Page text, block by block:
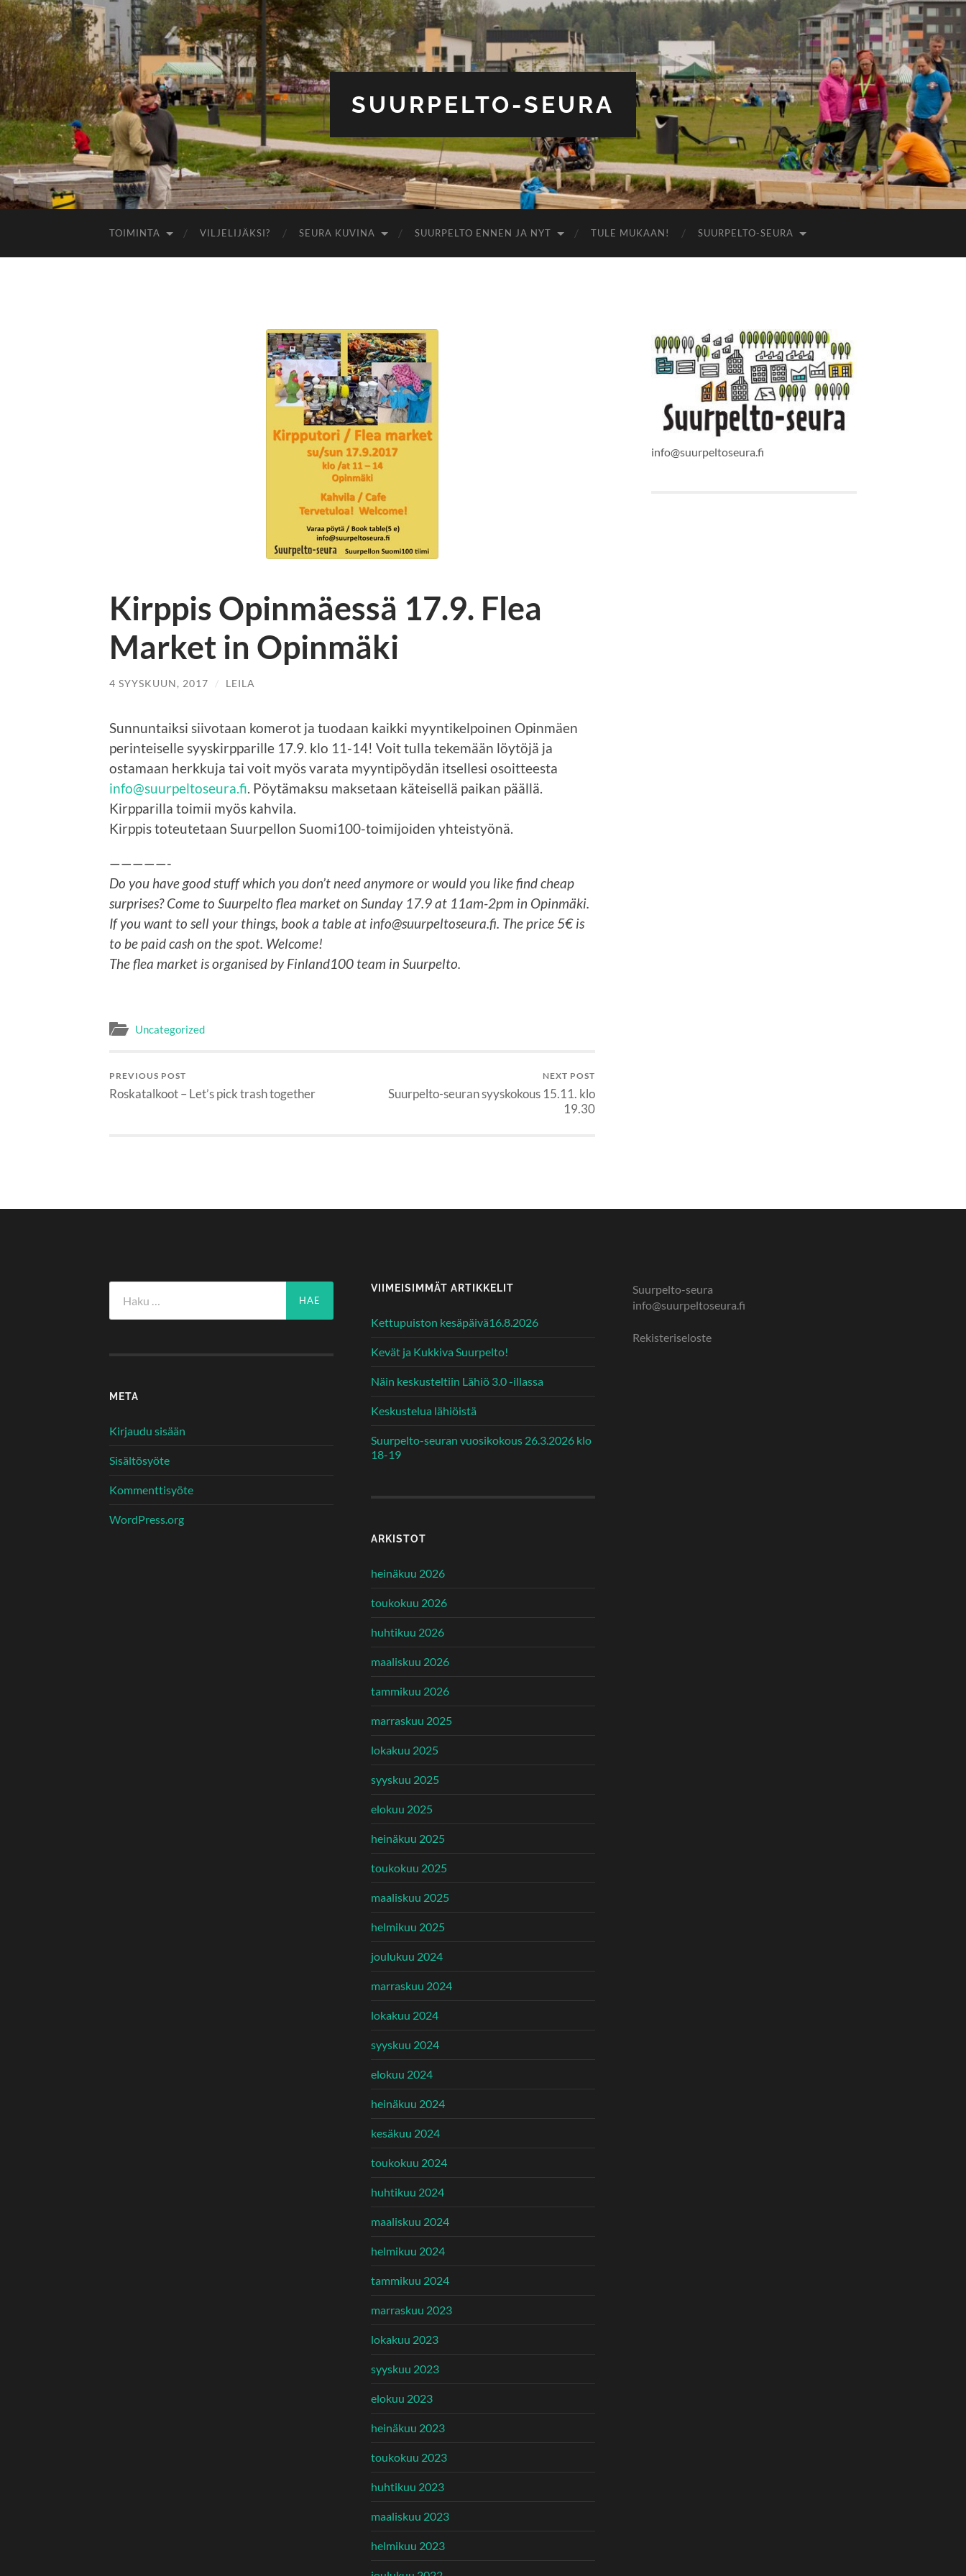
SUURPELTO-SEURA
TOIMINTA VILJELIJÄKSI? SEURA KUVINA SUURPELTO ENNEN JA NYT TULE MUKAAN! SUURPELTO-SEURA
Kirppis Opinmäessä 17.9. Flea
Market in Opinmäki
4 SYYSKUUN, 2017 / LEILA
Sunnuntaiksi siivotaan komerot ja tuodaan kaikki myyntikelpoinen Opinmäen
perinteiselle syyskirpparille 17.9. klo 11-14! Voit tulla tekemään löytöjä ja
ostamaan herkkuja tai voit myös varata myyntipöydän itsellesi osoitteesta
info@suurpeltoseura.fi. Pöytämaksu maksetaan käteisellä paikan päällä.
Kirpparilla toimii myös kahvila.
Kirppis toteutetaan Suurpellon Suomi100-toimijoiden yhteistyönä.
—————-
Do you have good stuff which you don’t need anymore or would you like find cheap
surprises? Come to Suurpelto flea market on Sunday 17.9 at 11am-2pm in Opinmäki.
If you want to sell your things, book a table at info@suurpeltoseura.fi. The price 5€ is
to be paid cash on the spot. Welcome!
The flea market is organised by Finland100 team in Suurpelto.
Uncategorized
PREVIOUS POST
Roskatalkoot – Let’s pick trash together
NEXT POST
Suurpelto-seuran syyskokous 15.11. klo
19.30
info@suurpeltoseura.fi
META
Kirjaudu sisään
Sisältösyöte
Kommenttisyöte
WordPress.org
VIIMEISIMMÄT ARTIKKELIT
Kettupuiston kesäpäivä16.8.2026
Kevät ja Kukkiva Suurpelto!
Näin keskusteltiin Lähiö 3.0 -illassa
Keskustelua lähiöistä
Suurpelto-seuran vuosikokous 26.3.2026 klo
18-19
ARKISTOT
heinäkuu 2026
toukokuu 2026
huhtikuu 2026
maaliskuu 2026
tammikuu 2026
marraskuu 2025
lokakuu 2025
syyskuu 2025
elokuu 2025
heinäkuu 2025
toukokuu 2025
maaliskuu 2025
helmikuu 2025
joulukuu 2024
marraskuu 2024
lokakuu 2024
syyskuu 2024
elokuu 2024
heinäkuu 2024
kesäkuu 2024
toukokuu 2024
huhtikuu 2024
maaliskuu 2024
helmikuu 2024
tammikuu 2024
marraskuu 2023
lokakuu 2023
syyskuu 2023
elokuu 2023
heinäkuu 2023
toukokuu 2023
huhtikuu 2023
maaliskuu 2023
helmikuu 2023
Suurpelto-seura
info@suurpeltoseura.fi
Rekisteriseloste